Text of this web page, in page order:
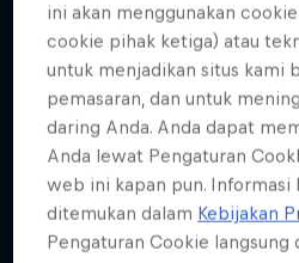
Lebih banyak
ini akan menggunakan
cookie pihak ketiga) atau
untuk menjadikan situs kami
pemasaran, dan untuk
daring Anda. Anda dapat
Anda lewat Pengaturan
web ini kapan pun. Informasi
ditemukan dalam Kebijakan
Pengaturan Cookie langsung